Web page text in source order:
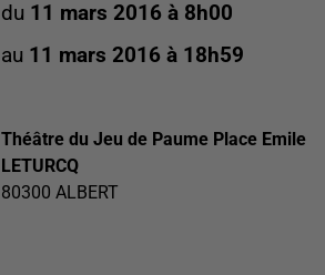
du 11 mars 2016 à 8h00
au 11 mars 2016 à 18h59
Théâtre du Jeu de Paume Place Emile
LETURCQ
80300 ALBERT